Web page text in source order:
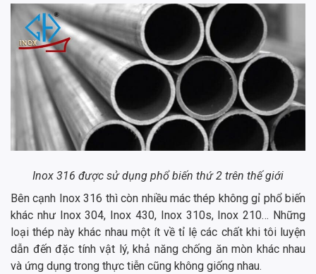
Inox 316 được sử dụng phổ biến thứ 2 trên thế giới
Bên cạnh Inox 316 thì còn nhiều mác thép không gỉ phổ biến
khác như Inox 304, Inox 430, Inox 310s, Inox 210… Những
loại thép này khác nhau một ít về tỉ lệ các chất khi tôi luyện
dẫn đến đặc tính vật lý, khả năng chống ăn mòn khác nhau
và ứng dụng trong thực tiễn cũng không giống nhau.